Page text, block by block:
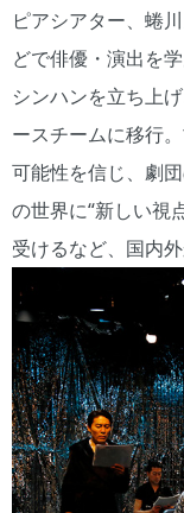
ピアシアター、蜷
どで俳優・演出を
シンハンを立ち上
ースチームに移行
可能性を信じ、劇
の世界に“新しい視
受けるなど、国内